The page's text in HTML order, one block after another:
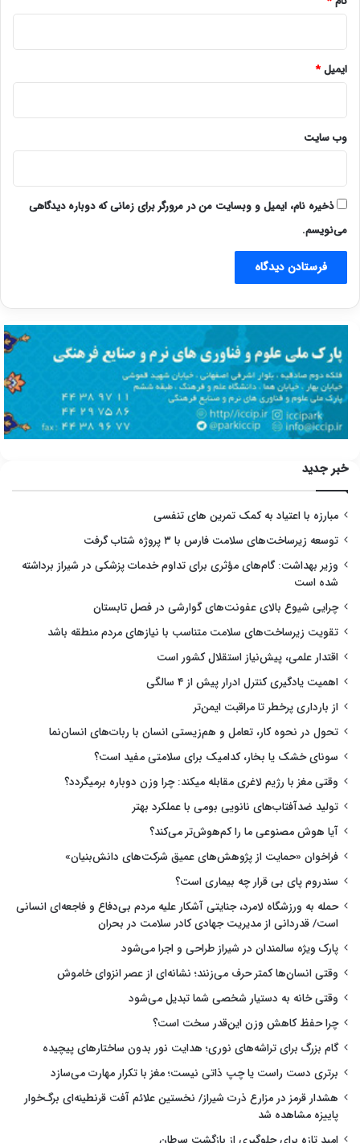
ایمیل*
وب‌ سایت
ذخیره نام، ایمیل و وبسایت من در مرورگر برای زمانی که دوباره دیدگاهی
می‌نویسم.
خبر جدید
مبارزه با اعتیاد به کمک تمرین های تنفسی
توسعه زیرساخت‌های سلامت فارس با ۳ پروژه شتاب گرفت
وزیر بهداشت: گام‌های مؤثری برای تداوم خدمات پزشکی در شیراز برداشته
شده است
چرایی شیوع بالای عفونت‌های گوارشی در فصل تابستان
تقویت زیرساخت‌های سلامت متناسب با نیازهای مردم منطقه باشد
اقتدار علمی، پیش‌نیاز استقلال کشور است
اهمیت یادگیری کنترل ادرار پیش از ۴ سالگی
از بارداری پرخطر تا مراقبت ایمن‌تر
تحول در نحوه کار، تعامل و هم‌زیستی انسان با ربات‌های انسان‌نما
سونای خشک یا بخار، کدامیک برای سلامتی مفید است؟
وقتی مغز با رژیم لاغری مقابله میکند: چرا وزن دوباره برمیگردد؟
تولید ضدآفتاب‌های نانویی بومی با عملکرد بهتر
آیا هوش مصنوعی ما را کم‌هوش‌تر می‌کند؟
فراخوان «حمایت از پژوهش‌های عمیق شرکت‌های دانش‌بنیان»
سندروم پای بی قرار چه بیماری است؟
حمله به ورزشگاه لامرد، جنایتی آشکار علیه مردم بی‌دفاع و فاجعه‌ای انسانی
است/ قدردانی از مدیریت جهادی کادر سلامت در بحران
پارک ویژه سالمندان در شیراز طراحی و اجرا می‌شود
وقتی انسان‌ها کمتر حرف می‌زنند؛ نشانه‌ای از عصر انزوای خاموش
وقتی خانه به دستیار شخصی شما تبدیل می‌شود
چرا حفظ کاهش وزن این‌قدر سخت است؟
گام بزرگ برای تراشه‌های نوری؛ هدایت نور بدون ساختارهای پیچیده
برتری دست راست یا چپ ذاتی نیست؛ مغز با تکرار مهارت می‌سازد
هشدار قرمز در مزارع ذرت شیراز/ نخستین علائم آفت قرنطینه‌ای برگ‌خوار
پاییزه مشاهده شد